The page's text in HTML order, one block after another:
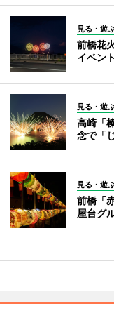
見る・遊
前橋花
イベン
見る・遊
高崎「
念で「
見る・遊
前橋「
屋台グ